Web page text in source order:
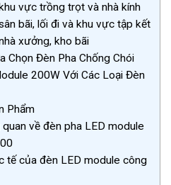
vực trồng trọt và nhà kính
bãi, lối đi và khu vực tập kết
xưởng, kho bãi
Chọn Đèn Pha Chống Chói
200W Với Các Loại Đèn
Phẩm
về đèn pha LED module
tế của đèn LED module công